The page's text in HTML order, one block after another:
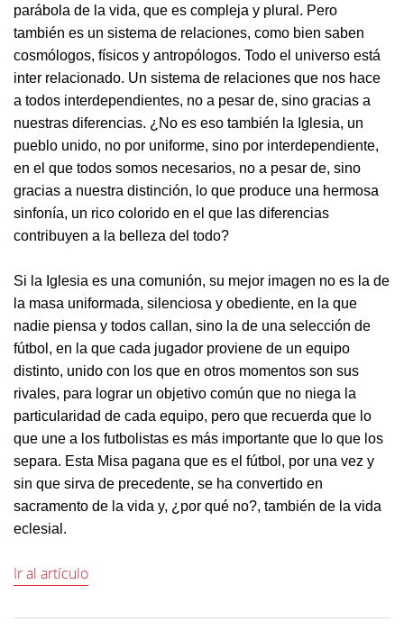
parábola de la vida, que es compleja y plural. Pero
también es un sistema de relaciones, como bien saben
cosmólogos, físicos y antropólogos. Todo el universo está
inter relacionado. Un sistema de relaciones que nos hace
a todos interdependientes, no a pesar de, sino gracias a
nuestras diferencias. ¿No es eso también la Iglesia, un
pueblo unido, no por uniforme, sino por interdependiente,
en el que todos somos necesarios, no a pesar de, sino
gracias a nuestra distinción, lo que produce una hermosa
sinfonía, un rico colorido en el que las diferencias
contribuyen a la belleza del todo?
Si la Iglesia es una comunión, su mejor imagen no es la de
la masa uniformada, silenciosa y obediente, en la que
nadie piensa y todos callan, sino la de una selección de
fútbol, en la que cada jugador proviene de un equipo
distinto, unido con los que en otros momentos son sus
rivales, para lograr un objetivo común que no niega la
particularidad de cada equipo, pero que recuerda que lo
que une a los futbolistas es más importante que lo que los
separa. Esta Misa pagana que es el fútbol, por una vez y
sin que sirva de precedente, se ha convertido en
sacramento de la vida y, ¿por qué no?, también de la vida
eclesial.
Ir al artículo